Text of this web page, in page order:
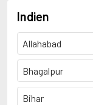
Indien
Allahabad
Bhagalpur
Bihar